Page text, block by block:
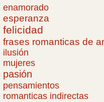
enamorado
esperanza
felicidad
frases romanticas de
ilusión
mujeres
pasión
pensamientos
romanticas indirectas